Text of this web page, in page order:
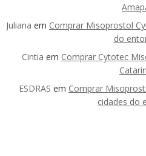
Juliana em Comprar Misoprostol
do
Cintia em Comprar Cytotec
ESDRAS em Comprar
cidades do